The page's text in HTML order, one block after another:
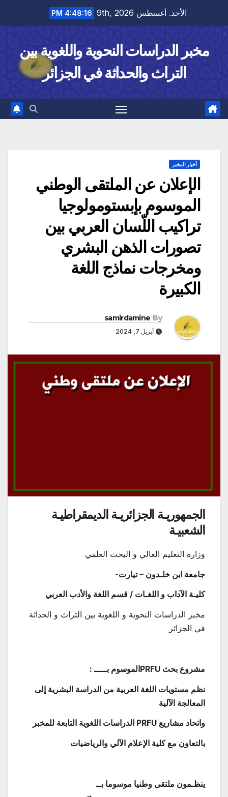
الأحد. أغسطس 9th, 2026 4:48:17 PM
مخبر الدراسات النحوية واللغوية بين
التراث والحداثة في الجزائر
أخبار المخبر
الإعلان عن الملتقى الوطني
الموسوم بإبستومولوجيا
تراكيب اللّسان العربي بين
تصورات الذهن البشري
ومخرجات نماذج اللغة
الكبيرة
By
samirdamine
أبريل 7, 2024
الجمهوريـة الجزائريـة الديمقراطيـة
الشعبيـة
وزارة التعليم العالي و البحث العلمي
جامعة ابن خلـدون – تيارت-
كليـة الآداب و اللغـات / قسم اللغة والأدب العربي
مخبر الدراسات النحوية و اللغوية بين التراث و الحداثة
في الجزائر
مشروع بحث PRFUالموسوم بـــــ :
نظم مستويات اللغة العربية من الدراسة البشرية إلى
المعالجة الآلية
واتحاد مشاريع PRFU الدراسات اللغوية التابعة للمخبر
بالتعاون مع كلية الإعلام الآلي والرياضيات
ينظـمون ملتقى وطنيا موسوما بــ